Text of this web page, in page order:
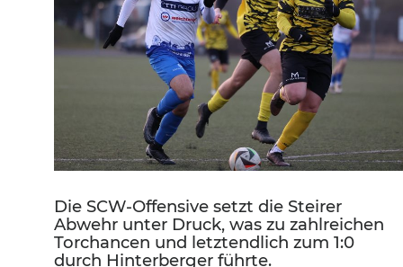
Die SCW-Offensive setzt die Steirer
Abwehr unter Druck, was zu zahlreichen
Torchancen und letztendlich zum 1:0
durch Hinterberger führte.